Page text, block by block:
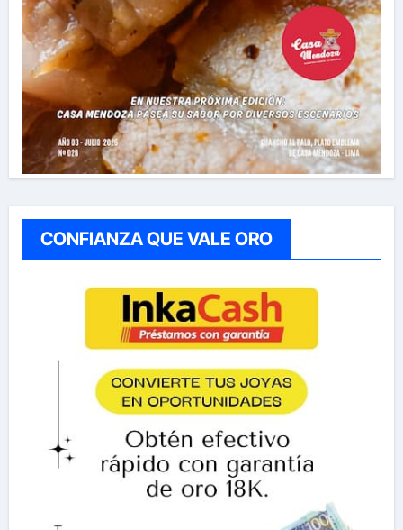
CONFIANZA QUE VALE ORO